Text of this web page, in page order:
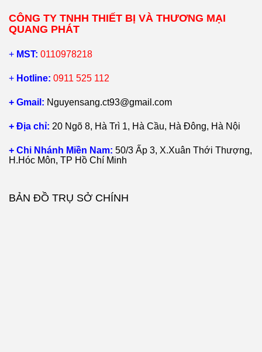
CÔNG TY TNHH THIẾT BỊ VÀ THƯƠNG MẠI
QUANG PHÁT
+ MST: 0110978218
+ Hotline: 0911 525 112
+ Gmail: Nguyensang.ct93@gmail.com
+ Địa chỉ: 20 Ngõ 8, Hà Trì 1, Hà Cầu, Hà Đông, Hà Nội
+ Chi Nhánh Miền Nam: 50/3 Ấp 3, X.Xuân Thới Thượng,
H.Hóc Môn, TP Hồ Chí Minh
BẢN ĐỒ TRỤ SỞ CHÍNH